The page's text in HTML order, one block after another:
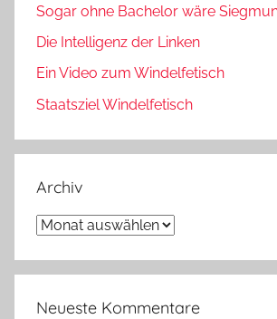
Sogar ohne Bachelor wäre
Die Intelligenz der Linken
Ein Video zum Windelfetisch
Staatsziel Windelfetisch
Archiv
Archiv
Neueste Kommentare